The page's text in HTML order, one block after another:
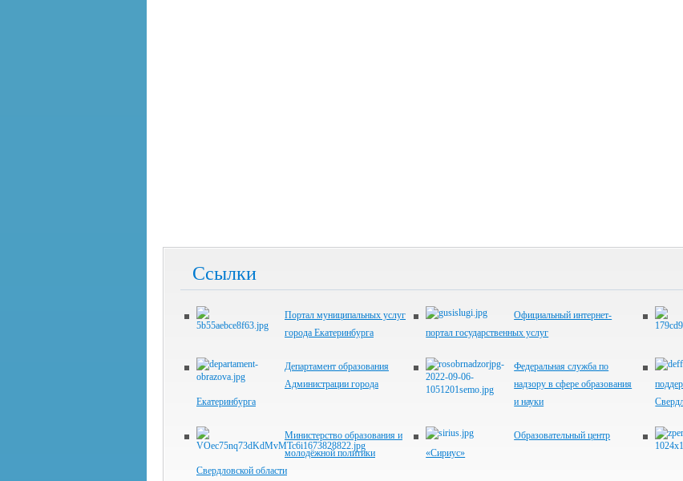
Ссылки
Портал муниципальных услуг
города Екатеринбурга
Официальный интернет-
портал государственных услуг
Департамент образования
Администрации города
Екатеринбурга
Федеральная служба по
надзору в сфере образования
и науки
Министерство образования и
молодёжной политики
Свердловской области
Образовательный центр
«Сириус»